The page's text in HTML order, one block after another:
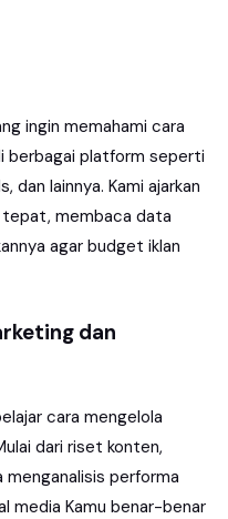
ingin memahami cara
berbagai platform seperti
dan lainnya. Kami ajarkan
membaca data
agar budget iklan
dan
cara mengelola
dari riset konten,
performa
media Kamu benar-benar